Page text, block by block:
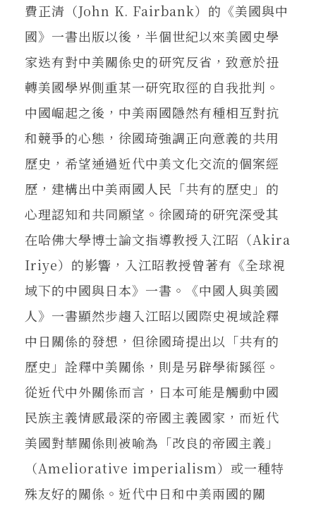
費正清（John K. Fairbank）的《美國與中
國》一書出版以後，半個世紀以來美國史學
家迭有對中美關係史的研究反省，致意於扭
轉美國學界側重某一研究取徑的自我批判。
中國崛起之後，中美兩國隱然有種相互對抗
和競爭的心態，徐國琦強調正向意義的共用
歷史，希望通過近代中美文化交流的個案經
歷，建構出中美兩國人民「共有的歷史」的
心理認知和共同願望。徐國琦的研究深受其
在哈佛大學博士論文指導教授入江昭（Akira
Iriye）的影響，入江昭教授曾著有《全球視
域下的中國與日本》一書。《中國人與美國
人》一書顯然步趨入江昭以國際史視域詮釋
中日關係的發想，但徐國琦提出以「共有的
歷史」詮釋中美關係，則是另辟學術蹊徑。
從近代中外關係而言，日本可能是觸動中國
民族主義情感最深的帝國主義國家，而近代
美國對華關係則被喻為「改良的帝國主義」
（Ameliorative imperialism）或一種特
殊友好的關係。近代中日和中美兩國的關